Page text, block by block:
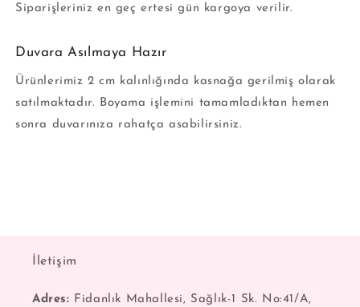
Siparişleriniz en geç ertesi gün kargoya verilir.
Duvara Asılmaya Hazır
Ürünlerimiz 2 cm kalınlığında kasnağa gerilmiş olarak
satılmaktadır. Boyama işlemini tamamladıktan hemen
sonra duvarınıza rahatça asabilirsiniz.
İletişim
Adres: Fidanlık Mahallesi, Sağlık-1 Sk. No:41/A,